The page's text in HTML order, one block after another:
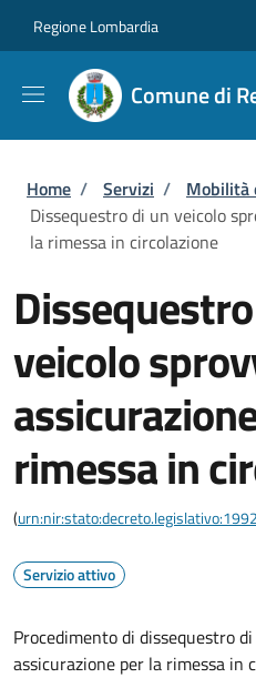
Regione Lombardia
Comune di
Briciole di
Home / Servizi / Mobilità
Dissequestro di un veicolo
la rimessa in circolazione
veicolo
rimessa in
(
Servizio attivo
Procedimento di dissequestro
assicurazione per la rimessa in